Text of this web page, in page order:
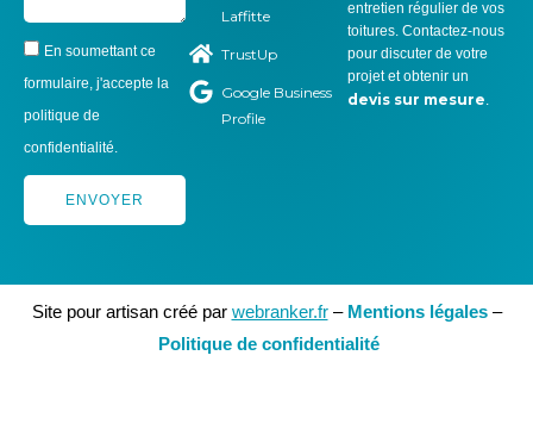
Laffitte
TrustUp
Google Business
Profile
entretien régulier de vos
toitures. Contactez-nous
pour discuter de votre
projet et obtenir un
devis sur mesure.
En soumettant ce
formulaire, j'accepte la
politique de
confidentialité.
ENVOYER
Site pour artisan créé par webranker.fr– Mentions légales–
Politique de confidentialité